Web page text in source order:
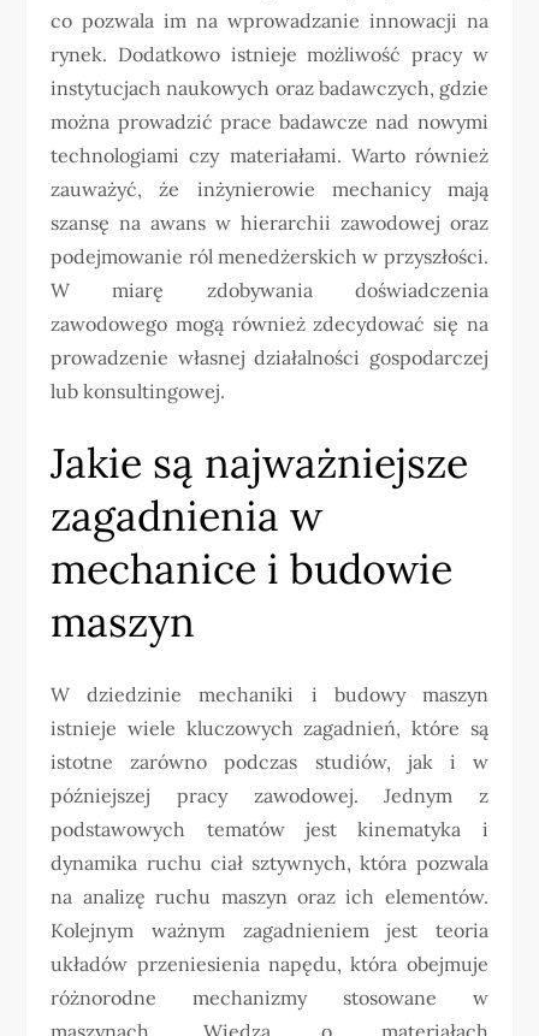
co pozwala im na wprowadzanie innowacji na
rynek. Dodatkowo istnieje możliwość pracy w
instytucjach naukowych oraz badawczych, gdzie
można prowadzić prace badawcze nad nowymi
technologiami czy materiałami. Warto również
zauważyć, że inżynierowie mechanicy mają
szansę na awans w hierarchii zawodowej oraz
podejmowanie ról menedżerskich w przyszłości.
W miarę zdobywania doświadczenia
zawodowego mogą również zdecydować się na
prowadzenie własnej działalności gospodarczej
lub konsultingowej.
Jakie są najważniejsze
zagadnienia w
mechanice i budowie
maszyn
W dziedzinie mechaniki i budowy maszyn
istnieje wiele kluczowych zagadnień, które są
istotne zarówno podczas studiów, jak i w
późniejszej pracy zawodowej. Jednym z
podstawowych tematów jest kinematyka i
dynamika ruchu ciał sztywnych, która pozwala
na analizę ruchu maszyn oraz ich elementów.
Kolejnym ważnym zagadnieniem jest teoria
układów przeniesienia napędu, która obejmuje
różnorodne mechanizmy stosowane w
maszynach. Wiedza o materiałach